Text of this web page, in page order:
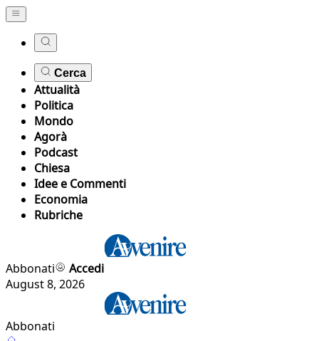
Cerca
Attualità
Politica
Mondo
Agorà
Podcast
Chiesa
Idee e Commenti
Economia
Rubriche
Abbonati
Accedi
August 8, 2026
Abbonati